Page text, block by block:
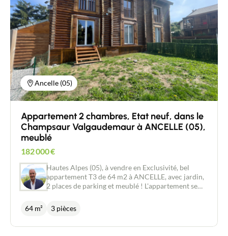
PLU), pouvant faire office de box pour chevaux !
Présence d’une petite source, de parties boisées,
sur la propriété …. Mes Confrères immobilier sont
les bienvenus, uniquement via leurs mandats de
recherche !
climatisation en été ! Toutes les fenêtres , en pvc
double vitrage, sont récentes. 6 panneaux
photovoltaïques ont été installés fin 2024. Pour
l'arrosage ea vous bénéficiez de l'eau d'aspersion.
Vous profiterez de la grande terrasse couverte, de
la piscine, du local technique avec pompe à chaleur
pour celle-ci , du jardin entièrement clôturé et
parfaitement entretenu. Cette magnifique villa, en
parfait état d'entretien, n'attend que vous et vos
valises. La Saulce est à 20 minutes de Gap, 25
minutes de Sisteron. Taxe foncière 1 633 euros
Ancelle (05)
Appartement 2 chambres, Etat neuf, dans le
Champsaur Valgaudemaur à ANCELLE (05),
meublé
182 000€
Hautes Alpes (05), à vendre en Exclusivité, bel
appartement T3 de 64 m2 à ANCELLE, avec jardin,
2 places de parking et meublé ! L'appartement se
copropriété de 6 logements, construit en rondins,
au calme. Il se compose d'un beau séjour/living,
64 m² 3 pièces